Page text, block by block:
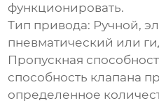
функционировать.
Тип привода: Ручной,
пневматический или
Пропускная
способность клапана
определенное